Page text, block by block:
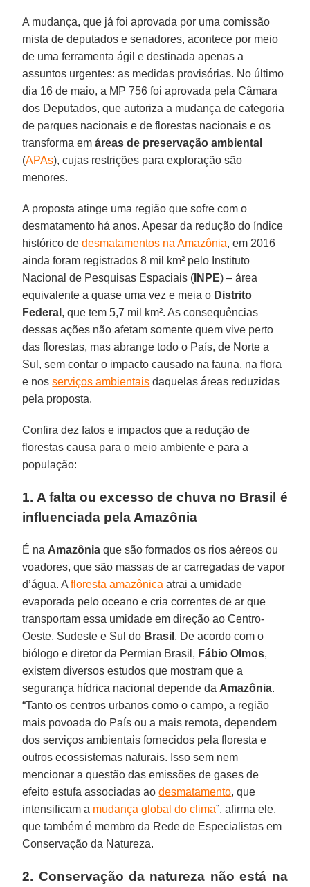
A mudança, que já foi aprovada por uma comissão
mista de deputados e senadores, acontece por meio
de uma ferramenta ágil e destinada apenas a
assuntos urgentes: as medidas provisórias. No último
dia 16 de maio, a MP 756 foi aprovada pela Câmara
dos Deputados, que autoriza a mudança de categoria
de parques nacionais e de florestas nacionais e os
transforma emáreas de preservação ambiental
(APAs), cujas restrições para exploração são
menores.
A proposta atinge uma região que sofre com o
desmatamento há anos. Apesar da redução do índice
histórico dedesmatamentos na Amazônia, em 2016
ainda foram registrados 8 mil km² pelo Instituto
Nacional de Pesquisas Espaciais ( INPE) – área
equivalente a quase uma vez e meia o Distrito
Federal , que tem 5,7 mil km². As consequências
dessas ações não afetam somente quem vive perto
das florestas, mas abrange todo o País, de Norte a
Sul, sem contar o impacto causado na fauna, na flora
e nosserviços ambientais daquelas áreas reduzidas
pela proposta.
Confira dez fatos e impactos que a redução de
florestas causa para o meio ambiente e para a
população:
1. A falta ou excesso de chuva no Brasil é
influenciada pela Amazônia
É na Amazônia que são formados os rios aéreos ou
voadores, que são massas de ar carregadas de vapor
d’água. Afloresta amazônica atrai a umidade
evaporada pelo oceano e cria correntes de ar que
transportam essa umidade em direção ao Centro-
Oeste, Sudeste e Sul do Brasil . De acordo com o
biólogo e diretor da Permian Brasil, Fábio Olmos,
existem diversos estudos que mostram que a
segurança hídrica nacional depende da Amazônia.
“Tanto os centros urbanos como o campo, a região
mais povoada do País ou a mais remota, dependem
dos serviços ambientais fornecidos pela floresta e
outros ecossistemas naturais. Isso sem nem
mencionar a questão das emissões de gases de
efeito estufa associadas aodesmatamento, que
intensificam a mudança global do clima”, afirma ele,
que também é membro da Rede de Especialistas em
Conservação da Natureza.
2. Conservação da natureza não está na